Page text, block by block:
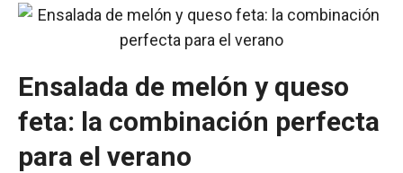
Ensalada de melón y queso
feta: la combinación perfecta
para el verano